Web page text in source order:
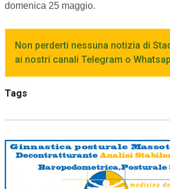
domenica 25 maggio.
Non perderti nessuna notizia di
ai nostri canali Telegram o
Tags